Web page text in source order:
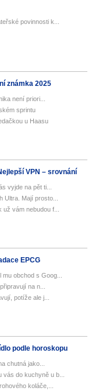
povinnosti k...
známka 2025
není priori...
sprintu
u Haasu
VPN – srovnání
vyjde na pět ti...
Mají prosto...
vám nebudou f...
EPCG
obchod s Goog...
na n...
potíže ale j...
podle horoskopu
chutná jako...
do kuchyně u b...
koláče,...